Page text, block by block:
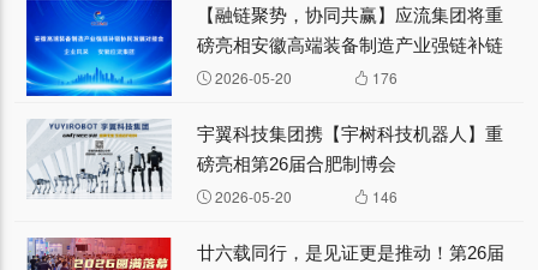
【融链聚势，协同共赢】应流集团将重
磅亮相安徽高端装备制造产业强链补链
协同发展对接会
2026-05-20 176
宇翼科技集团携【宇树科技机器人】重
磅亮相第26届合肥制博会
2026-05-20
146
廿六载同行，是见证更是推动！第26届